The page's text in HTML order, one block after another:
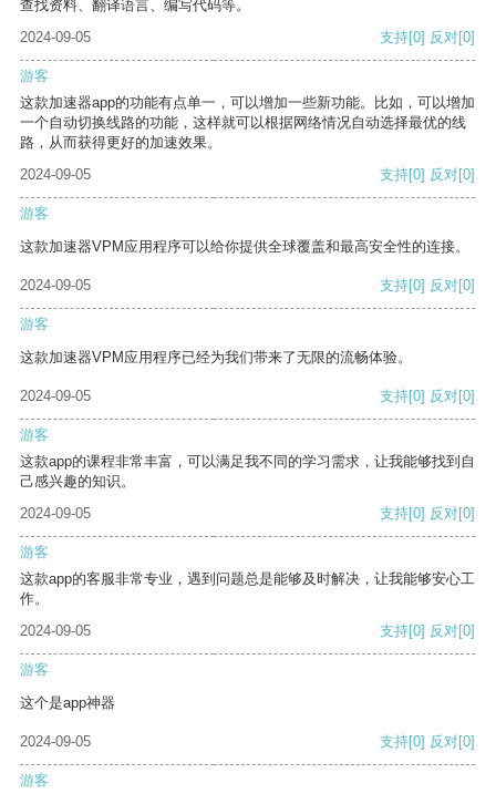
查找资料、翻译语言、编写代码等。
2024-09-05
支持[0] 反对[0]
游客
这款加速器app的功能有点单一，可以增加一些新功能。比如，可以增加
一个自动切换线路的功能，这样就可以根据网络情况自动选择最优的线
路，从而获得更好的加速效果。
2024-09-05
支持[0] 反对[0]
游客
这款加速器VPM应用程序可以给你提供全球覆盖和最高安全性的连接。
2024-09-05 支持[0] 反对[0]
游客
这款加速器VPM应用程序已经为我们带来了无限的流畅体验。
2024-09-05 支持[0] 反对[0]
游客
这款app的课程非常丰富，可以满足我不同的学习需求，让我能够找到自
己感兴趣的知识。
2024-09-05
支持[0] 反对[0]
游客
这款app的客服非常专业，遇到问题总是能够及时解决，让我能够安心工
作。
2024-09-05
支持[0] 反对[0]
游客
这个是app神器
2024-09-05 支持[0] 反对[0]
游客